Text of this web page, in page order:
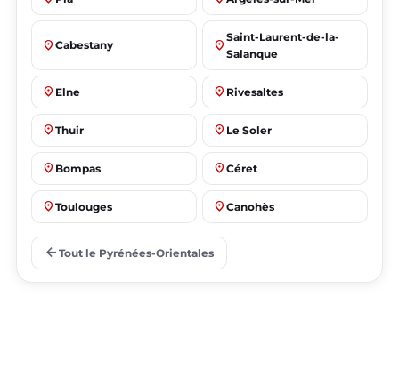
place Cabestany place
Saint-Laurent-de-la-
Salanque
place Elne place Rivesaltes
place Thuir place Le Soler
place Bompas place Céret
place Toulouges place Canohès
place
arrow_back Tout le Pyrénées-Orientales